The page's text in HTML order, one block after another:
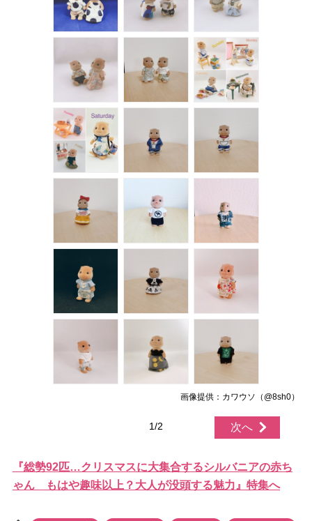
画像提供：カワウソ（@8sh0）
次へ
1/2
『総勢92匹…クリスマスに大集合するシルバニアの赤ち
ゃん もはや趣味以上？大人が没頭する魅力』特集へ